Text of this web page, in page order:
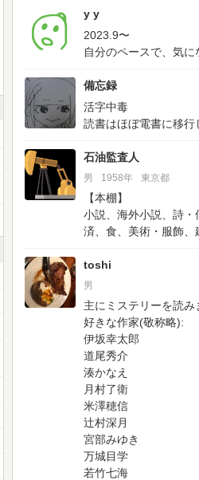
y y
2023.9〜
自分のペースで、気に
備忘録
活字中毒
読書はほぼ電書に移行
石油監査人
男 1958年 東京都
【本棚】
小説、海外小説、詩
済、食、美術・服飾
toshi
男
主にミステリーを読み
好きな作家(敬称略):
伊坂幸太郎
道尾秀介
湊かなえ
月村了衛
米澤穂信
辻村深月
宮部みゆき
万城目学
若竹七海